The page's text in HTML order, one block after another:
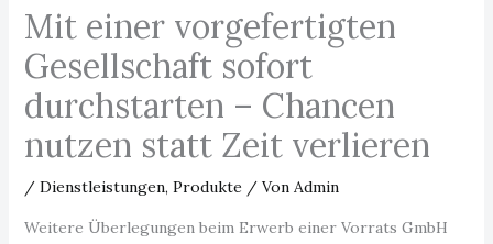
Mit einer vorgefertigten
Gesellschaft sofort
durchstarten – Chancen
nutzen statt Zeit verlieren
/ Dienstleistungen, Produkte/ Von Admin
Weitere Überlegungen beim Erwerb einer Vorrats GmbH